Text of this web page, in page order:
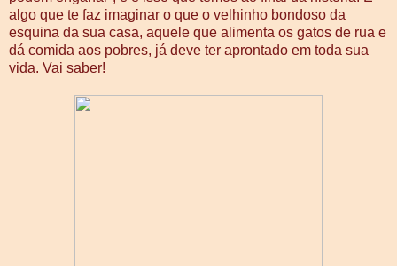
algo que te faz imaginar o que o velhinho bondoso da
esquina da sua casa, aquele que alimenta os gatos de rua e
dá comida aos pobres, já deve ter aprontado em toda sua
vida. Vai saber!